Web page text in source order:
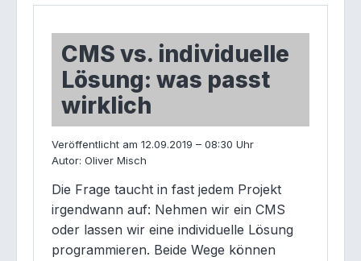
CMS vs. individuelle
Lösung: was passt
wirklich
Veröffentlicht am 12.09.2019 – 08:30 Uhr
Autor: Oliver Misch
Die Frage taucht in fast jedem Projekt
irgendwann auf: Nehmen wir ein CMS
oder lassen wir eine individuelle Lösung
programmieren. Beide Wege können